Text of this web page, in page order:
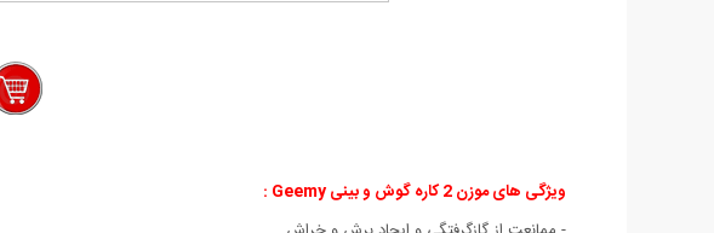
ویژگی های موزن 2 کاره گوش و بینی Geemy :